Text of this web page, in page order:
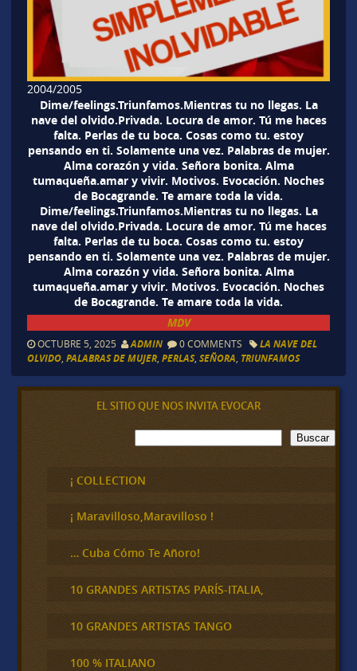
2004/2005
Dime/feelings.Triunfamos.Mientras tu no llegas. La
nave del olvido.Privada. Locura de amor. Tú me haces
falta. Perlas de tu boca. Cosas como tu. estoy
pensando en ti. Solamente una vez. Palabras de mujer.
Alma corazón y vida. Señora bonita. Alma
tumaqueña.amar y vivir. Motivos. Evocación. Noches
de Bocagrande. Te amare toda la vida.
Dime/feelings.Triunfamos.Mientras tu no llegas. La
nave del olvido.Privada. Locura de amor. Tú me haces
falta. Perlas de tu boca. Cosas como tu. estoy
pensando en ti. Solamente una vez. Palabras de mujer.
Alma corazón y vida. Señora bonita. Alma
tumaqueña.amar y vivir. Motivos. Evocación. Noches
de Bocagrande. Te amare toda la vida.
MDV
OCTUBRE 5, 2025 ADMIN 0 COMMENTS
LA NAVE DEL
OLVIDO, PALABRAS DE MUJER, PERLAS, SEÑORA TRIUNFAMOS
EL SITIO QUE NOS INVITA EVOCAR
B
u
c
a
Buscar
¡ COLLECTION
¡ Maravilloso,Maravilloso !
… Cuba Cómo Te Añoro!
10 GRANDES ARTISTAS PARÍS-ITALIA,
10 GRANDES ARTISTAS TANGO
100 % ITALIANO